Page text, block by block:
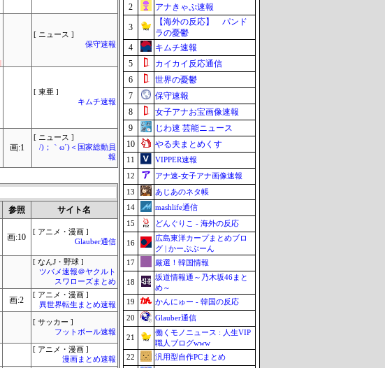
[ ニュース ]
保守速報
[ 東亜 ]
キムチ速報
画:1
[ ニュース ]
/)；｀ω´)＜国家総動員
報
参照 サイト名
画:10
[ アニメ・漫画 ]
Glauber通信
[ なんJ・野球 ]
ツバメ速報＠ヤクルト
スワローズまとめ
画:2
[ アニメ・漫画 ]
異世界転生まとめ速報
[ サッカー ]
フットボール速報
[ アニメ・漫画 ]
漫画まとめ速報
2
アナきゃぷ速報
3
【海外の反応】 パンド
ラの憂鬱
4
キムチ速報
5
カイカイ反応通信
6
世界の憂鬱
7
保守速報
8
女子アナお宝画像速報
9
じわ速 芸能ニュース
10
やる夫まとめくす
11
VIPPER速報
12
アナ速‐女子アナ画像速報
13
あじあのネタ帳
14
mashlife通信
15
どんぐりこ - 海外の反応
16
広島東洋カープまとめブロ
グ | かーぷぶーん
17
厳選！韓国情報
18
坂道情報通～乃木坂46まと
め～
19
かんにゅー - 韓国の反応
20
Glauber通信
21
働くモノニュース : 人生VIP
職人ブログwww
22
汎用型自作PCまとめ